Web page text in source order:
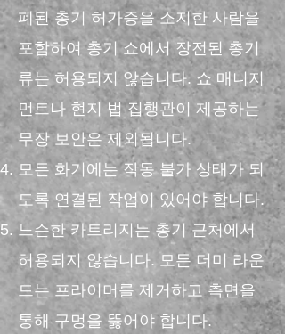
폐된 총기 허가증을 소지한 사람을
포함하여 총기 쇼에서 장전된 총기
류는 허용되지 않습니다. 쇼 매니지
먼트나 현지 법 집행관이 제공하는
무장 보안은 제외됩니다.
모든 화기에는 작동 불가 상태가 되
도록 연결된 작업이 있어야 합니다.
느슨한 카트리지는 총기 근처에서
허용되지 않습니다. 모든 더미 라운
드는 프라이머를 제거하고 측면을
통해 구멍을 뚫어야 합니다.